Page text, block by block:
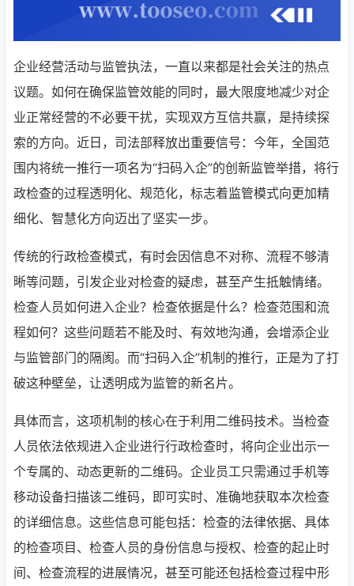
企业经营活动与监管执法，一直以来都是社会关注的热点
议题。如何在确保监管效能的同时，最大限度地减少对企
业正常经营的不必要干扰，实现双方互信共赢，是持续探
索的方向。近日，司法部释放出重要信号：今年，全国范
围内将统一推行一项名为“扫码入企”的创新监管举措，将行
政检查的过程透明化、规范化，标志着监管模式向更加精
细化、智慧化方向迈出了坚实一步。
传统的行政检查模式，有时会因信息不对称、流程不够清
晰等问题，引发企业对检查的疑虑，甚至产生抵触情绪。
检查人员如何进入企业？检查依据是什么？检查范围和流
程如何？这些问题若不能及时、有效地沟通，会增添企业
与监管部门的隔阂。而“扫码入企”机制的推行，正是为了打
破这种壁垒，让透明成为监管的新名片。
具体而言，这项机制的核心在于利用二维码技术。当检查
人员依法依规进入企业进行行政检查时，将向企业出示一
个专属的、动态更新的二维码。企业员工只需通过手机等
移动设备扫描该二维码，即可实时、准确地获取本次检查
的详细信息。这些信息可能包括：检查的法律依据、具体
的检查项目、检查人员的身份信息与授权、检查的起止时
间、检查流程的进展情况，甚至可能还包括检查过程中形